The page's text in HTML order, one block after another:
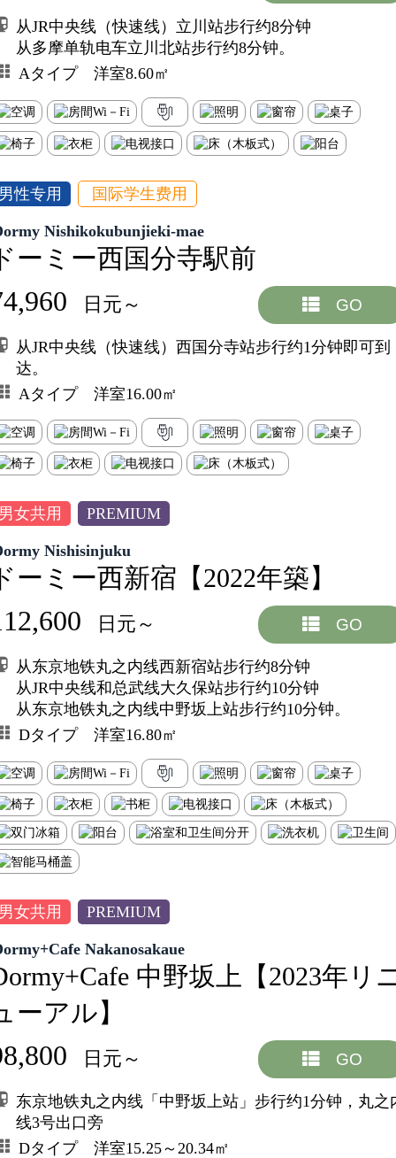
从JR中央线（快速线）立川站步行约8分钟
从多摩单轨电车立川北站步行约8分钟。
Aタイプ 洋室8.60㎡
性专用 国际学生费用
Nishikokubunjieki-mae
ーミー西国分寺駅前
日元～ GO
从JR中央线（快速线）西国分寺站步行约1分钟即可到
达。
Aタイプ 洋室16.00㎡
女共用 PREMIUM
Nishisinjuku
ーミー西新宿【2022年築】
日元～ GO
从东京地铁丸之内线西新宿站步行约8分钟
从JR中央线和总武线大久保站步行约10分钟
从东京地铁丸之内线中野坂上站步行约10分钟。
Dタイプ 洋室16.80㎡
女共用 PREMIUM
Nakanosakaue
中野坂上【2023年リ
ーアル】
日元～ GO
东京地铁丸之内线「中野坂上站」步行约1分钟，丸之
线3号出口旁
Dタイプ 洋室15.25～20.34㎡